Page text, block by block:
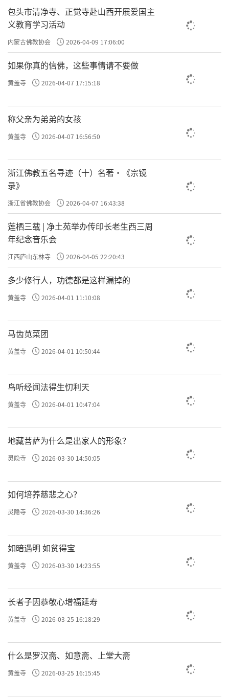
包头市清净寺、正觉寺赴山西开展爱国主
义教育学习活动
内蒙古佛教协会 2026-04-09 17:06:00
如果你真的信佛，这些事情请不要做
黄盖寺 2026-04-07 17:15:18
称父亲为弟弟的女孩
黄盖寺 2026-04-07 16:56:50
浙江佛教五名寻迹（十）名著·《宗镜
录》
浙江省佛教协会 2026-04-07 16:43:38
莲栖三载 | 净土苑举办传印长老生西三周
年纪念音乐会
江西庐山东林寺 2026-04-05 22:20:43
多少修行人，功德都是这样漏掉的
黄盖寺 2026-04-01 11:10:08
马齿苋菜团
黄盖寺 2026-04-01 10:50:44
鸟听经闻法得生忉利天
黄盖寺 2026-04-01 10:47:04
地藏菩萨为什么是出家人的形象？
灵隐寺 2026-03-30 14:50:05
如何培养慈悲之心？
灵隐寺 2026-03-30 14:36:26
如暗遇明 如贫得宝
黄盖寺 2026-03-30 14:23:55
长者子因恭敬心增福延寿
黄盖寺 2026-03-25 16:18:29
什么是罗汉斋、如意斋、上堂大斋
黄盖寺 2026-03-25 16:15:45